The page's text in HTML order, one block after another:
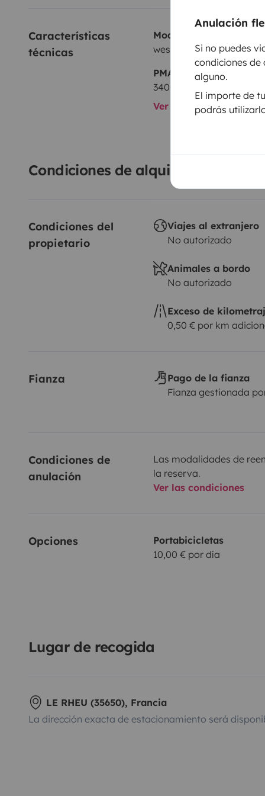
Anulación
Si no puedes
condiciones
alguno.
El importe de
podrás
Características
técnicas
Modelo
westfalia
PMA:
3400 kg
Ver todas las
Condiciones de alquiler
Condiciones del
propietario
Viajes al extranjero
No autorizado
Animales a bordo
No autorizado
Exceso de
0,50 € por km
Fianza
Pago de la fianza
Fianza gestionada
Condiciones de
anulación
Las modalidades de
la reserva.
Ver las condiciones
Opciones
Portabicicletas
10,00 € por día
Lugar de recogida
LE RHEU (35650), Francia
La dirección exacta de estacionamiento será